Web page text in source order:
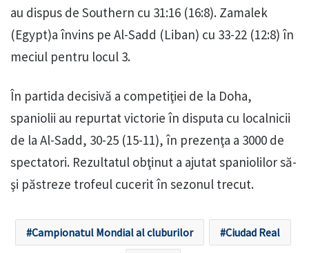
au dispus de Southern cu 31:16 (16:8). Zamalek
(Egypt)a învins pe Al-Sadd (Liban) cu 33-22 (12:8) în
meciul pentru locul 3.
În partida decisivă a competiţiei de la Doha,
spaniolii au repurtat victorie în disputa cu localnicii
de la Al-Sadd, 30-25 (15-11), în prezenţa a 3000 de
spectatori. Rezultatul obţinut a ajutat spaniolilor să-
şi păstreze trofeul cucerit în sezonul trecut.
Campionatul Mondial al cluburilor Ciudad Real